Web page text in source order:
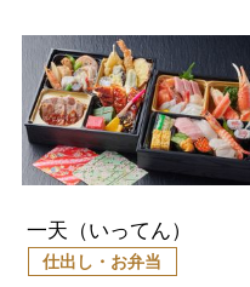
一天（いってん）
仕出し・お弁当